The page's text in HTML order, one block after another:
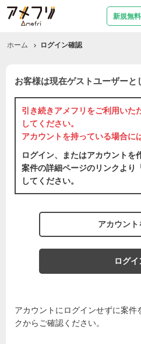
新規無
ホーム ログイン確認
お客様は現在ゲストユーザーと
引き続きアメフリをご利用いた
してください。
アカウントを持っている場合に
ログイン、またはアカウントを
案件の詳細ページのリンクより
してください。
アカウント
ログイ
アカウントにログインせずに案件
クからご確認ください。